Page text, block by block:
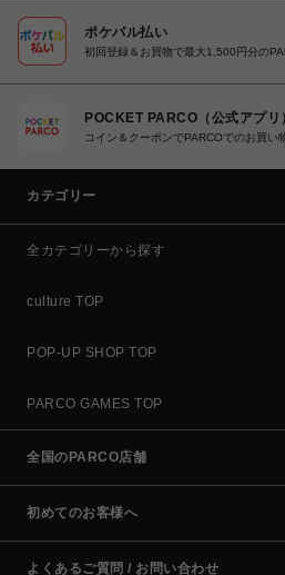
ポケパル払い
初回登録＆お買物で最大1,500円分の
POCKET PARCO（公式アプリ
コイン＆クーポンでPARCOでのお買い
カテゴリー
全カテゴリーから探す
culture TOP
POP-UP SHOP TOP
PARCO GAMES TOP
全国のPARCO店舗
初めてのお客様へ
よくあるご質問 / お問い合わせ